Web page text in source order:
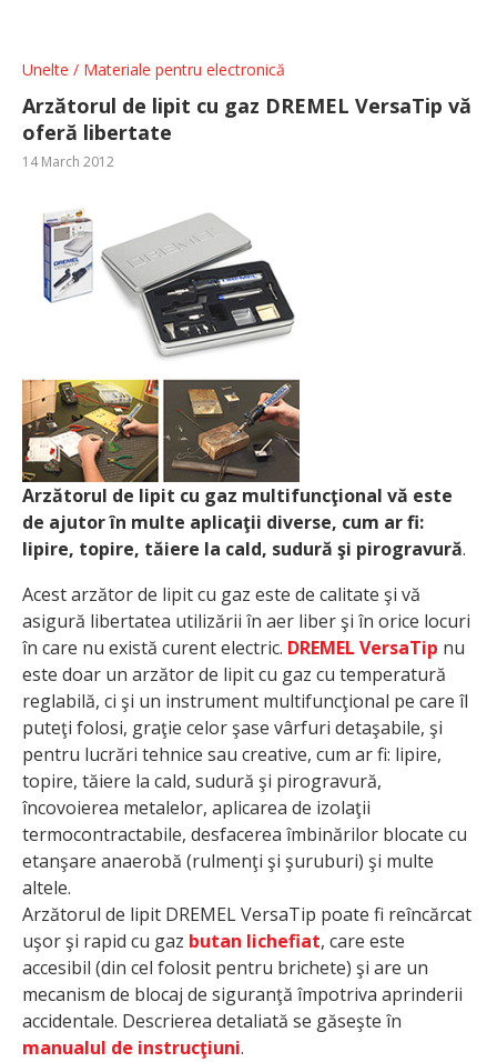
Unelte / Materiale pentru electronică
Arzătorul de lipit cu gaz DREMEL VersaTip vă
oferă libertate
14 March 2012
Arzătorul de lipit cu gaz multifuncţional vă este
de ajutor în multe aplicaţii diverse, cum ar fi:
lipire, topire, tăiere la cald, sudură şi pirogravură.
Acest arzător de lipit cu gaz este de calitate şi vă
asigură libertatea utilizării în aer liber şi în orice locuri
în care nu există curent electric. DREMEL VersaTip nu
este doar un arzător de lipit cu gaz cu temperatură
reglabilă, ci şi un instrument multifuncţional pe care îl
puteţi folosi, graţie celor şase vârfuri detaşabile, şi
pentru lucrări tehnice sau creative, cum ar fi: lipire,
topire, tăiere la cald, sudură şi pirogravură,
încovoierea metalelor, aplicarea de izolaţii
termocontractabile, desfacerea îmbinărilor blocate cu
etanşare anaerobă (rulmenţi şi şuruburi) şi multe
altele.
Arzătorul de lipit DREMEL VersaTip poate fi reîncărcat
uşor şi rapid cu gaz butan lichefiat, care este
accesibil (din cel folosit pentru brichete) şi are un
mecanism de blocaj de siguranţă împotriva aprinderii
accidentale. Descrierea detaliată se găseşte în
manualul de instrucţiuni.